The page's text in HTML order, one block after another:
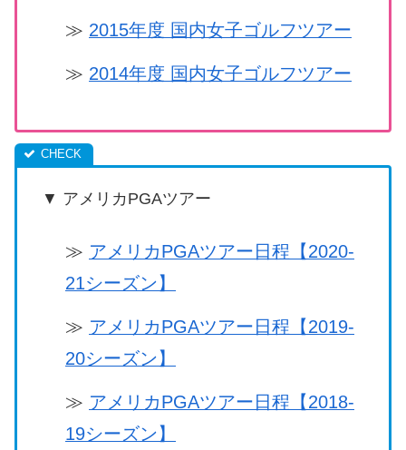
≫ 2015年度 国内女子ゴルフツアー
≫ 2014年度 国内女子ゴルフツアー
▼ アメリカPGAツアー
≫ アメリカPGAツアー日程【2020-
21シーズン】
≫ アメリカPGAツアー日程【2019-
20シーズン】
≫ アメリカPGAツアー日程【2018-
19シーズン】